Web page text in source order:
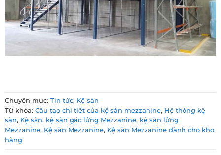
Chuyên mục: Tin tức, Kệ sàn
Từ khóa: Cấu tạo chi tiết của kệ sàn mezzanine, Hệ thống kệ
sàn, Kệ sàn, kệ sàn gác lửng Mezzanine, kệ sàn lửng
Mezzanine, Kệ sàn Mezzanine, Kệ sàn Mezzanine dành cho kho
hàng